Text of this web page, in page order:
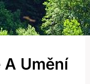
Umění